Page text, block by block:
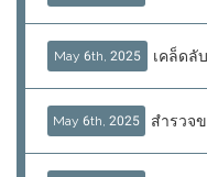
May 6th, 2025
May 6th, 2025